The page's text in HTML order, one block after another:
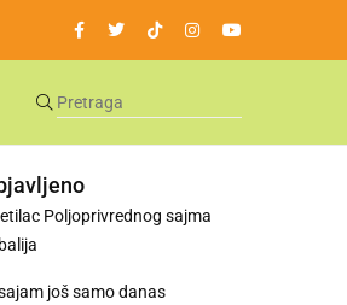
Poljoprivrednog sajma
još samo danas